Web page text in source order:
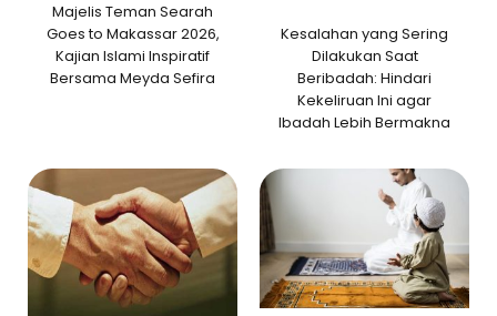
Majelis Teman Searah
Goes to Makassar 2026,
Kajian Islami Inspiratif
Bersama Meyda Sefira
Kesalahan yang Sering
Dilakukan Saat
Beribadah: Hindari
Kekeliruan Ini agar
Ibadah Lebih Bermakna